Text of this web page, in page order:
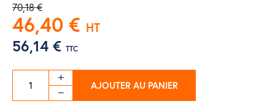
70,18 €
46,40 € HT
56,14 € TTC
AJOUTER AU PANIER